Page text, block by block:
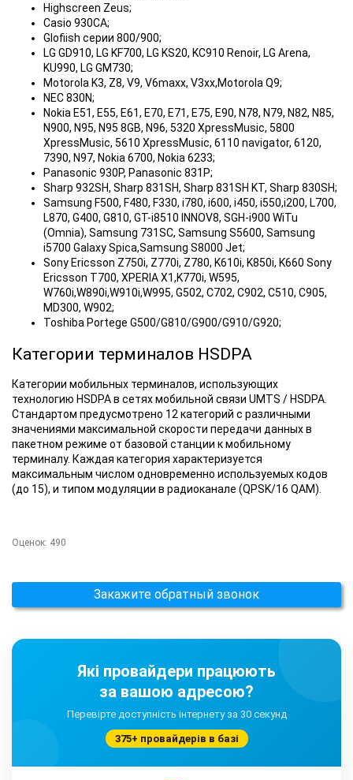
Highscreen Zeus;
Casio 930CA;
Glofiish серии 800/900;
LG GD910, LG KF700, LG KS20, KC910 Renoir, LG Arena,
KU990, LG GM730;
Motorola K3, Z8, V9, V6maxx, V3xx,Motorola Q9;
NEC 830N;
Nokia E51, E55, E61, E70, E71, E75, E90, N78, N79, N82, N85,
N900, N95, N95 8GB, N96, 5320 XpressMusic, 5800
XpressMusic, 5610 XpressMusic, 6110 navigator, 6120,
7390, N97, Nokia 6700, Nokia 6233;
Panasonic 930P, Panasonic 831P;
Sharp 932SH, Sharp 831SH, Sharp 831SH KT, Sharp 830SH;
Samsung F500, F480, F330, i780, i600, i450, i550,i200, L700,
L870, G400, G810, GT-i8510 INNOV8, SGH-i900 WiTu
(Omnia), Samsung 731SC, Samsung S5600, Samsung
i5700 Galaxy Spica,Samsung S8000 Jet;
Sony Ericsson Z750i, Z770i, Z780, K610i, K850i, K660 Sony
Ericsson T700, XPERIA X1,K770i, W595,
W760i,W890i,W910i,W995, G502, C702, C902, C510, C905,
MD300, W902;
Toshiba Portege G500/G810/G900/G910/G920;
Категории терминалов HSDPA
Категории мобильных терминалов, использующих
технологию HSDPA в сетях мобильной связи UMTS / HSDPA.
Стандартом предусмотрено 12 категорий с различными
значениями максимальной скорости передачи данных в
пакетном режиме от базовой станции к мобильному
терминалу. Каждая категория характеризуется
максимальным числом одновременно используемых кодов
(до 15), и типом модуляции в радиоканале (QPSK/16 QAM).
Оценок: 490
Закажите обратный звонок
Які провайдери працюють
за вашою адресою?
Перевірте доступність інтернету за 30 секунд
375+ провайдерів в базі